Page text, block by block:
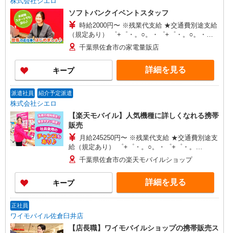
ソフトバンクイベントスタッフ
時給2000円〜 ※残業代支給 ★交通費別途支給
（規定あり） ゜+゜・。○。・゜+゜・。○。・゜
+゜ 入社祝い金10万円支給(規定有) お友達を紹介
頂くと, インセンティブ支給(規定有) ★月2回払
い・週払い可能（規程有）★ ゜・。○。・゜
+゜・。○。・゜+゜
千葉県佐倉市の家電量販店
キープ 詳細を見る
派遣社員 紹介予定派遣
株式会社シエロ
【楽天モバイル】人気機種に詳しくなれる携帯
販売
月給245250円〜 ※残業代支給 ★交通費別途支
給（規定あり） ゜+゜・。○。・゜+゜・。
○。・゜+゜ 入社祝い金10万円支給(規定有) お友達
を紹介頂くと, インセンティブ支給(規定有) ゜・。
○。・゜+゜・。○。・゜+゜
千葉県佐倉市の楽天モバイルショップ
キープ 詳細を見る
正社員
ワイモバイル佐倉臼井店
【店長職】ワイモバイルショップの携帯販売ス